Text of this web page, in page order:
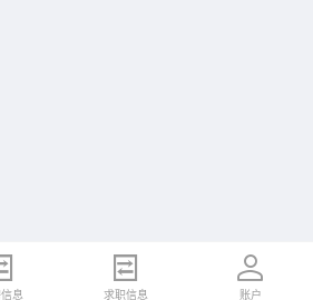
息 求职信息 账户